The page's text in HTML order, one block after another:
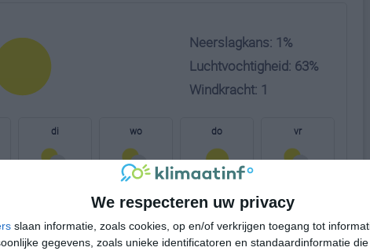
We respecteren uw privacy
slaan informatie, zoals cookies, op en/of verkrijgen toegang tot
gegevens, zoals unieke identificatoren en standaardinformatie
Neerslagkans: 1%
Luchtvochtigheid: 63%
Windkracht: 1
di wo do vr
24°C 22°C 17°C 15°C 13°C